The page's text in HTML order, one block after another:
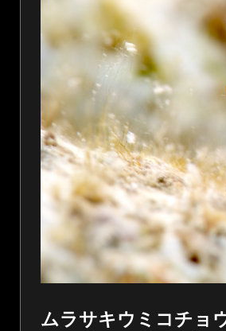
ムラサキウミコチョ